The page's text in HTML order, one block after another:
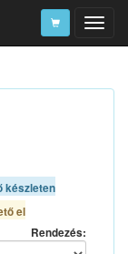
készleten
el
Rendezés: